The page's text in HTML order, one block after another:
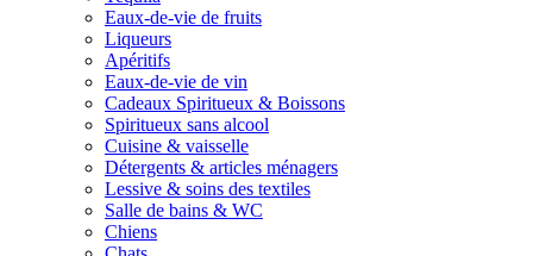
Eaux-de-vie de fruits
Liqueurs
Apéritifs
Eaux-de-vie de vin
Cadeaux Spiritueux & Boissons
Spiritueux sans alcool
Cuisine & vaisselle
Détergents & articles ménagers
Lessive & soins des textiles
Salle de bains & WC
Chiens